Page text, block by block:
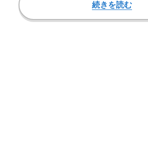
続きを読む